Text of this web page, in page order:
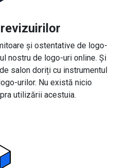
și ostentative de logo-
nostru de logo-uri online. Și
salon doriți cu instrumentul
urilor. Nu există nicio
utilizării acestuia.